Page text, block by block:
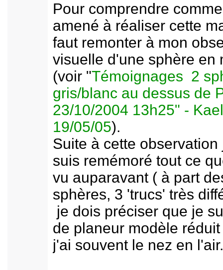
Pour comprendre
amené à réaliser cette
faut remonter à mon
visuelle d'une sphère en
(voir "Témoignages 2
gris/blanc au dessus de
23/10/2004 13h25" -
19/05/05).
Suite à cette observation
suis remémoré tout ce
vu auparavant ( à part
sphères, 3 'trucs' très
je dois préciser que je
de planeur modèle
j'ai souvent le nez en l'air.